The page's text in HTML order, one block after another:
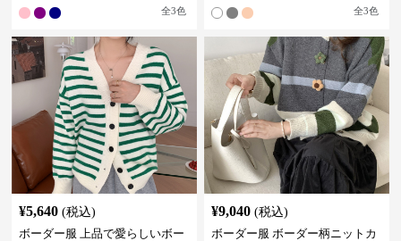
全3色 全3色
¥5,640 (税込)
ボーダー服 上品で愛らしいボー
¥9,040 (税込)
ボーダー服 ボーダー柄ニットカ